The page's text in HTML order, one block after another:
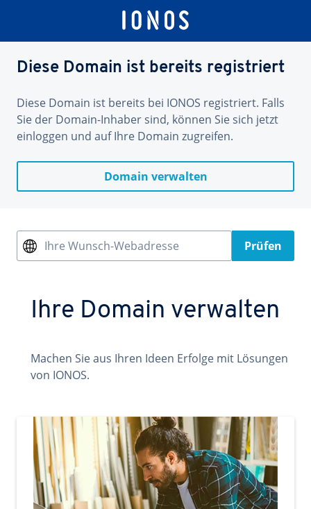
Diese Domain ist bereits registriert
Diese Domain ist bereits bei IONOS registriert. Falls
Sie der Domain-Inhaber sind, können Sie sich jetzt
einloggen und auf Ihre Domain zugreifen.
Domain verwalten
Ihre Wunsch-Webadresse Prüfen
Ihre Domain verwalten
Machen Sie aus Ihren Ideen Erfolge mit Lösungen
von IONOS.